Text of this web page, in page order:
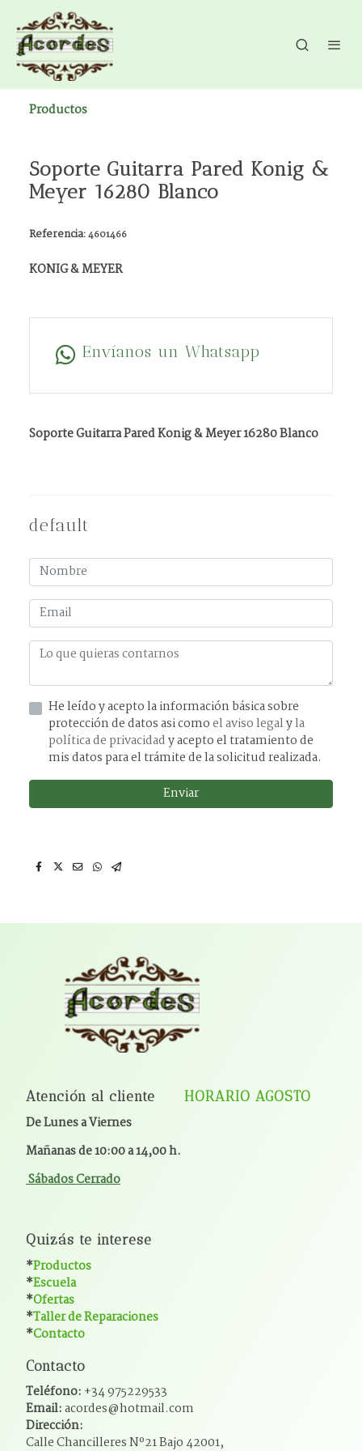
Productos
Soporte Guitarra Pared Konig &
Meyer 16280 Blanco
Referencia:4601466
KONIG & MEYER
Envíanos un Whatsapp
Soporte Guitarra Pared Konig & Meyer 16280 Blanco
default
He leído y acepto la información básica sobre
protección de datos asi comoel aviso legalyla
política de privacidady acepto el tratamiento de
mis datos para el trámite de la solicitud realizada.
Enviar
Atención al cliente HORARIO AGOSTO
De Lunes a Viernes
Mañanas de 10:00 a 14,00 h.
Sábados Cerrado
Quizás te interese
*Productos
*Escuela
*Ofertas
*Taller de Reparaciones
*Contacto
Contacto
Teléfono: +34 975229533
Email:acordes@hotmail.com
Dirección:
Calle Chancilleres Nº21 Bajo 42001,